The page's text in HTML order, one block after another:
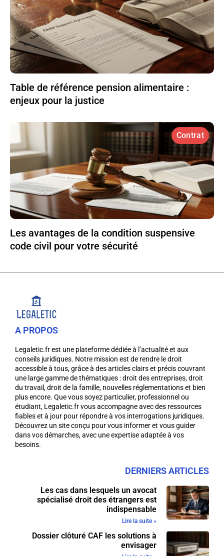
Table de référence pension alimentaire :
enjeux pour la justice
Contrat
Les avantages de la condition suspensive
code civil pour votre sécurité
A PROPOS
Legaletic.fr est une plateforme dédiée à l’actualité et aux
conseils juridiques. Notre mission est de rendre le droit
accessible à tous, grâce à des articles clairs et précis couvrant
une large gamme de thématiques : droit des entreprises, droit
du travail, droit de la famille, nouvelles réglementations et bien
plus encore. Que vous soyez particulier, professionnel ou
étudiant, Legaletic.fr vous accompagne avec des ressources
fiables et à jour pour répondre à vos interrogations juridiques.
Découvrez un site conçu pour vous informer et vous guider
dans vos démarches, avec une expertise adaptée à vos
besoins.
DERNIERS ARTICLES
Les cas dans lesquels un avocat
spécialisé droit des étrangers est
indispensable
Lire la suite »
Dossier clôturé CAF les solutions à
envisager